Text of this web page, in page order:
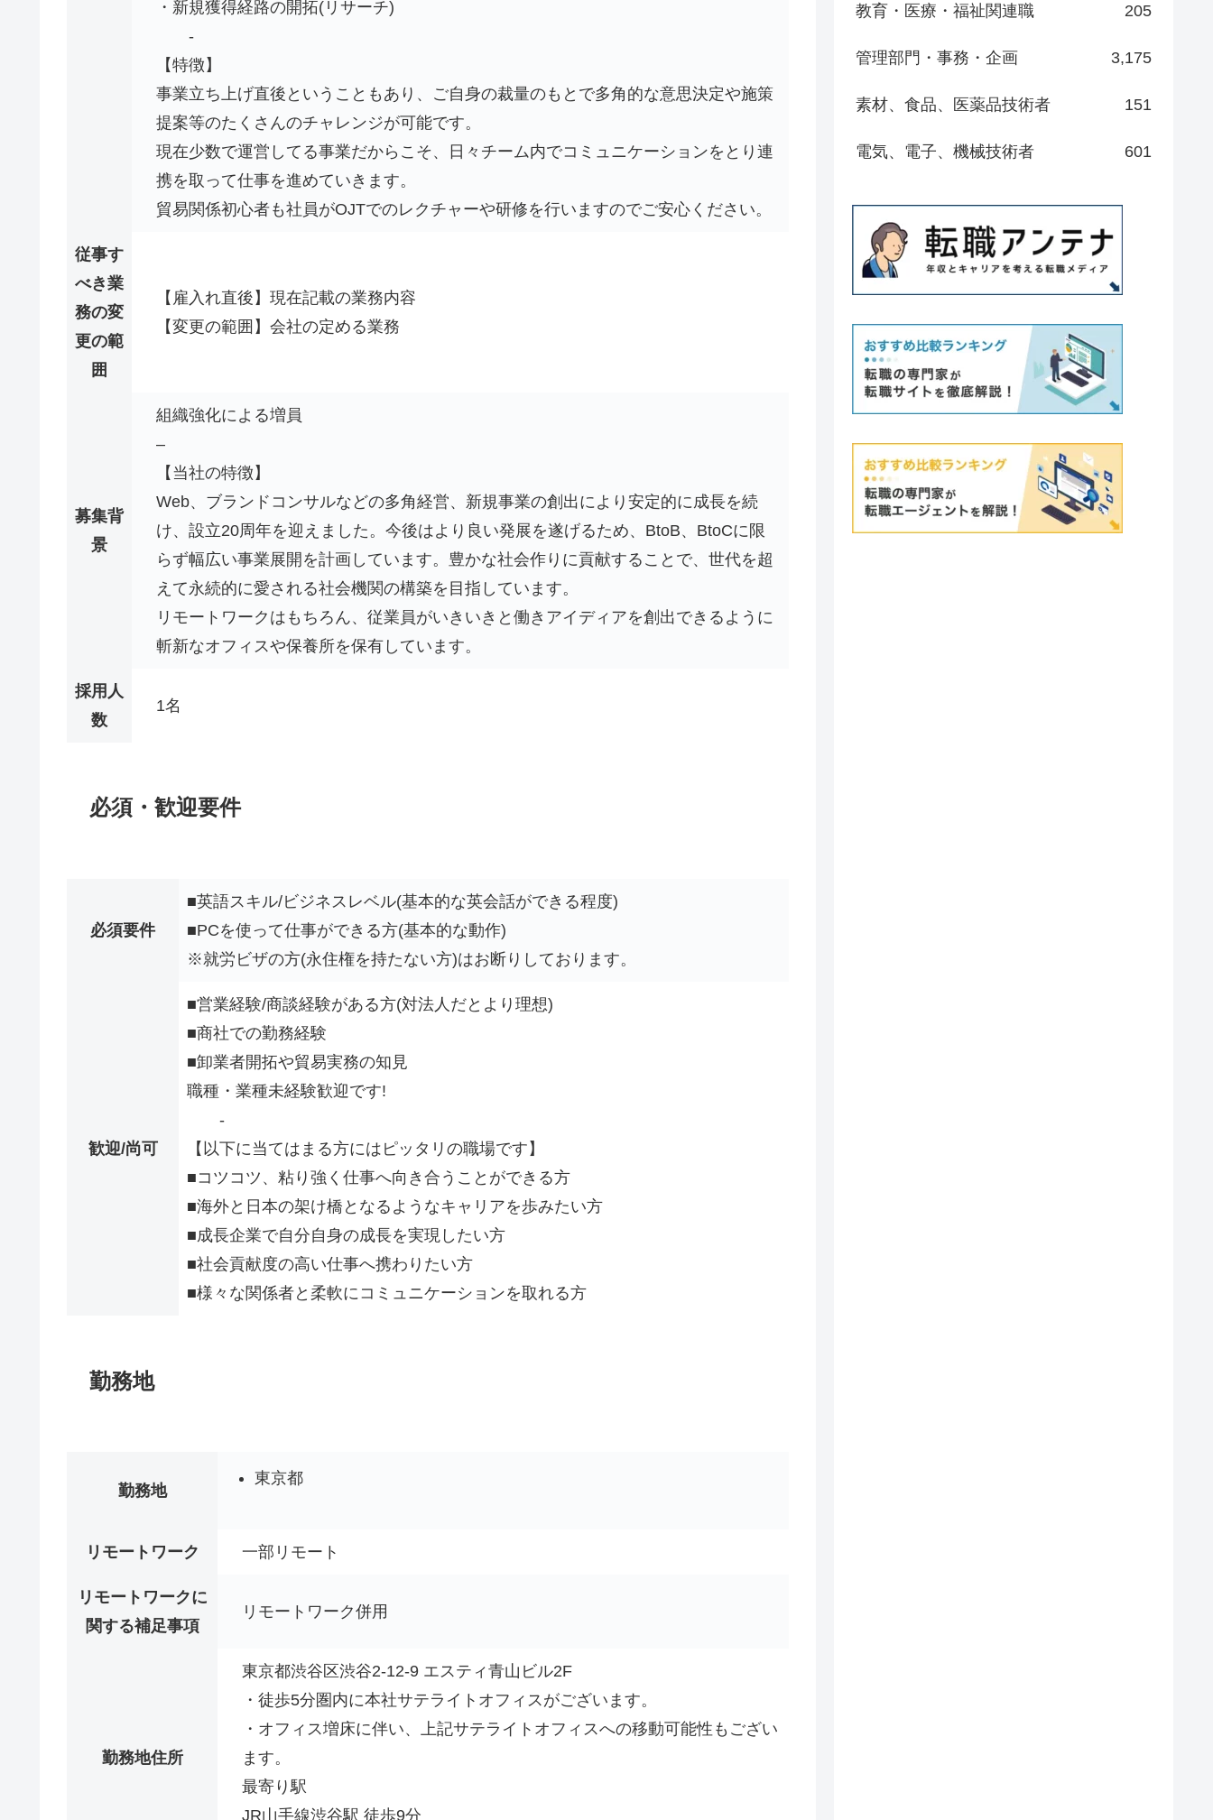
・新規獲得経路の開拓(リサーチ)
-
【特徴】
事業立ち上げ直後ということもあり、ご自身の裁量のもとで多角的な意思決定や施策
提案等のたくさんのチャレンジが可能です。
現在少数で運営してる事業だからこそ、日々チーム内でコミュニケーションをとり連
携を取って仕事を進めていきます。
貿易関係初心者も社員がOJTでのレクチャーや研修を行いますのでご安心ください。
従事す
べき業
務の変
更の範
囲
【雇入れ直後】現在記載の業務内容
【変更の範囲】会社の定める業務
募集背
景
組織強化による増員
–
【当社の特徴】
Web、ブランドコンサルなどの多角経営、新規事業の創出により安定的に成長を続
け、設立20周年を迎えました。今後はより良い発展を遂げるため、BtoB、BtoCに限
らず幅広い事業展開を計画しています。豊かな社会作りに貢献することで、世代を超
えて永続的に愛される社会機関の構築を目指しています。
リモートワークはもちろん、従業員がいきいきと働きアイディアを創出できるように
斬新なオフィスや保養所を保有しています。
採用人
数
1名
必須・歓迎要件
必須要件
■英語スキル/ビジネスレベル(基本的な英会話ができる程度)
■PCを使って仕事ができる方(基本的な動作)
※就労ビザの方(永住権を持たない方)はお断りしております。
歓迎/尚可
■営業経験/商談経験がある方(対法人だとより理想)
■商社での勤務経験
■卸業者開拓や貿易実務の知見
職種・業種未経験歓迎です!
-
【以下に当てはまる方にはピッタリの職場です】
■コツコツ、粘り強く仕事へ向き合うことができる方
■海外と日本の架け橋となるようなキャリアを歩みたい方
■成長企業で自分自身の成長を実現したい方
■社会貢献度の高い仕事へ携わりたい方
■様々な関係者と柔軟にコミュニケーションを取れる方
勤務地
勤務地
東京都
リモートワーク 一部リモート
リモートワークに
関する補足事項
リモートワーク併用
勤務地住所
東京都渋谷区渋谷2-12-9 エスティ青山ビル2F
・徒歩5分圏内に本社サテライトオフィスがございます。
・オフィス増床に伴い、上記サテライトオフィスへの移動可能性もござい
ます。
最寄り駅
JR山手線渋谷駅 徒歩9分
教育・医療・福祉関連職 205
管理部門・事務・企画 3,175
素材、食品、医薬品技術者 151
電気、電子、機械技術者 601